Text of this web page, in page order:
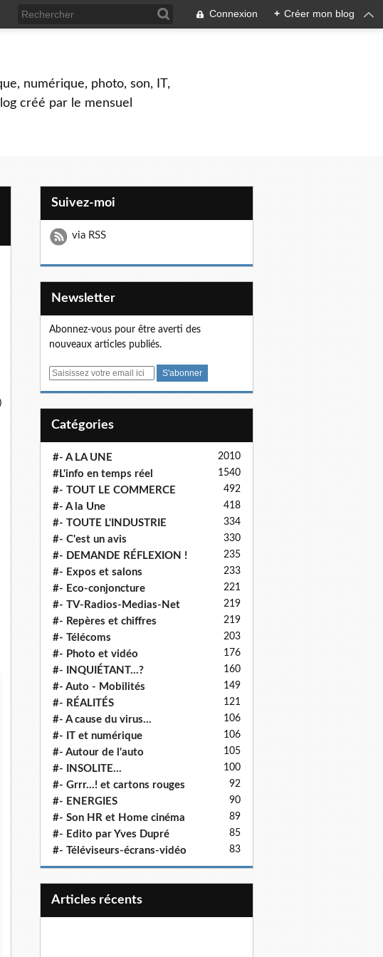
Connexion + Créer mon blog
numérique, photo, son, IT,
créé par le mensuel
Suivez-moi
via RSS
Newsletter
Abonnez-vous pour être averti des
nouveaux articles publiés.
E
Catégories
#- A LA UNE 2010
#L'info en temps réel 1540
#- TOUT LE COMMERCE 492
#- A la Une 418
#- TOUTE L'INDUSTRIE 334
#- C'est un avis 330
#- DEMANDE RÉFLEXION ! 235
#- Expos et salons 233
#- Eco-conjoncture 221
#- TV-Radios-Medias-Net 219
#- Repères et chiffres 219
#- Télécoms 203
#- Photo et vidéo 176
#- INQUIÉTANT...? 160
#- Auto - Mobilités 149
#- RÉALITÉS 121
#- A cause du virus... 106
#- IT et numérique 106
#- Autour de l'auto 105
#- INSOLITE... 100
#- Grrr...! et cartons rouges 92
#- ENERGIES 90
#- Son HR et Home cinéma 89
#- Edito par Yves Dupré 85
#- Téléviseurs-écrans-vidéo 83
articles récents